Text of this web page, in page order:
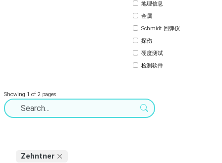
地理信息
金属
Schmidt 回弹仪
探伤
硬度测试
检测软件
Showing 1 of 2 pages
Zehntner